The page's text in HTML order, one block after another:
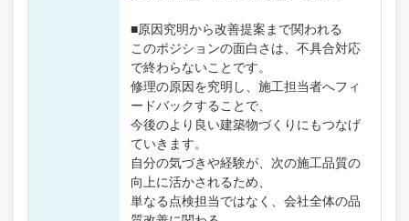
■原因究明から改善提案まで関われる
このポジションの面白さは、不具合対応
で終わらないことです。
修理の原因を究明し、施工担当者へフィ
ードバックすることで、
今後のより良い建築物づくりにもつなげ
ていきます。
自分の気づきや経験が、次の施工品質の
向上に活かされるため、
単なる点検担当ではなく、会社全体の品